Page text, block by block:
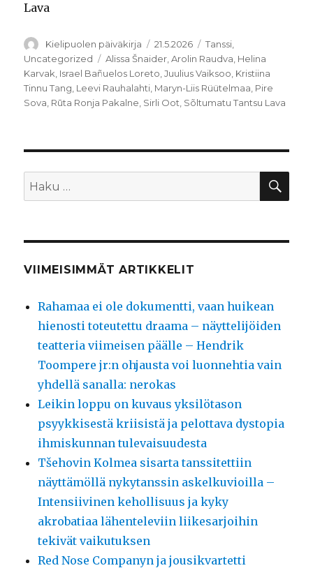
Lava
Kirjoittaja
Kielipuolen päiväkirja Julkaistu
21.5.2026 Kategoriat
Tanssi
Uncategorized
Avainsanat
Alissa Šnaider ,Arolin Raudva Helina
Karvak Israel Bañuelos Loreto ,Juulius Vaiksoo Kristiina
Tinnu Tang Leevi Rauhalahti Maryn-Liis Rüütelmaa Pire
Sova Rūta Ronja Pakalne Sirli Oot Sõltumatu Tantsu Lava
Etsi:
VIIMEISIMMÄT ARTIKKELIT
Rahamaa ei ole dokumentti, vaan huikean
hienosti toteutettu draama – näyttelijöiden
teatteria viimeisen päälle – Hendrik
Toompere jr:n ohjausta voi luonnehtia vain
yhdellä sanalla: nerokas
Leikin loppu on kuvaus yksilötason
psyykkisestä kriisistä ja pelottava dystopia
ihmiskunnan tulevaisuudesta
Tšehovin Kolmea sisarta tanssitettiin
näyttämöllä nykytanssin askelkuvioilla –
Intensiivinen kehollisuus ja kyky
akrobatiaa lähenteleviin liikesarjoihin
tekivät vaikutuksen
Red Nose Companyn ja jousikvartetti